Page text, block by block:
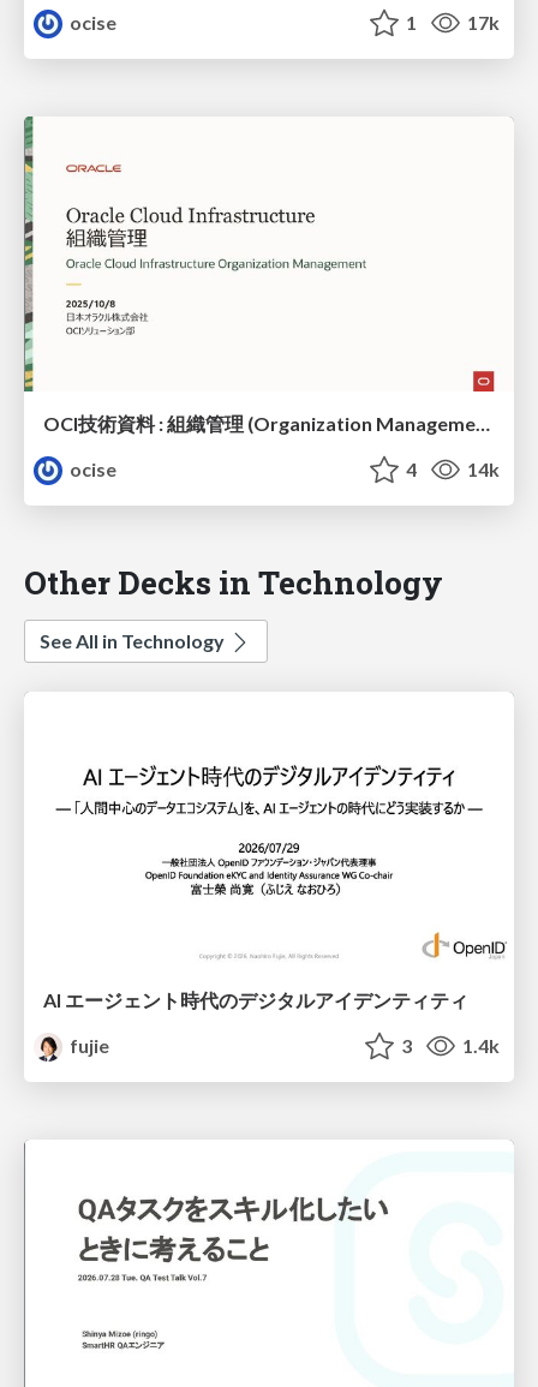
ocise
1 17k
OCI技術資料 : 組織管理 (Organization Management)
ocise
4 14k
Other Decks in Technology
See All in Technology
AI エージェント時代のデジタルアイデンティティ
fujie
3 1.4k